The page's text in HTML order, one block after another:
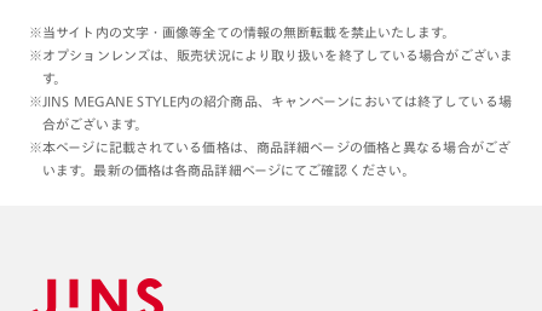
※当サイト内の文字・画像等全ての情報の無断転載を禁止いたします。
※オプションレンズは、販売状況により取り扱いを終了している場合がございま
す。
※JINS MEGANE STYLE内の紹介商品、キャンペーンにおいては終了している場
合がございます。
※本ページに記載されている価格は、商品詳細ページの価格と異なる場合がござ
います。最新の価格は各商品詳細ページにてご確認ください。